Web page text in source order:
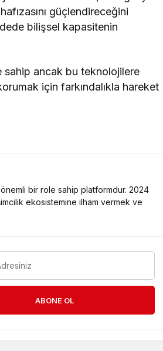
güçlendireceğini
bilişsel kapasitenin
sahip ancak bu teknolojilere
için farkındalıkla hareket
bir role sahip platformdur. 2024
ekosistemine ilham vermek ve
ABONE OL